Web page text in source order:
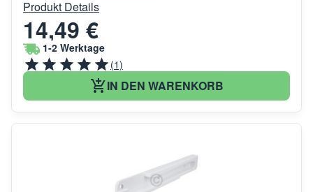
Produkt Details
14,49 €
1-2 Werktage
(1)
IN DEN WARENKORB